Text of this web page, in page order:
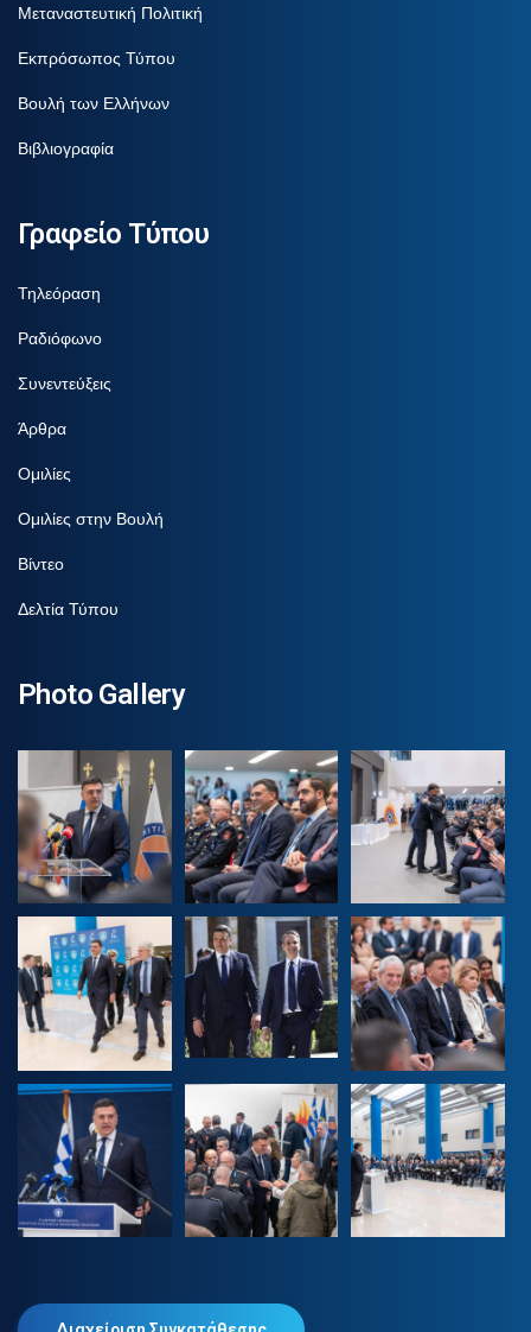
Μεταναστευτική Πολιτική
Εκπρόσωπος Τύπου
Βουλή των Ελλήνων
Βιβλιογραφία
Γραφείο Τύπου
Τηλεόραση
Ραδιόφωνο
Συνεντεύξεις
Άρθρα
Ομιλίες
Ομιλίες στην Βουλή
Βίντεο
Δελτία Τύπου
Photo Gallery